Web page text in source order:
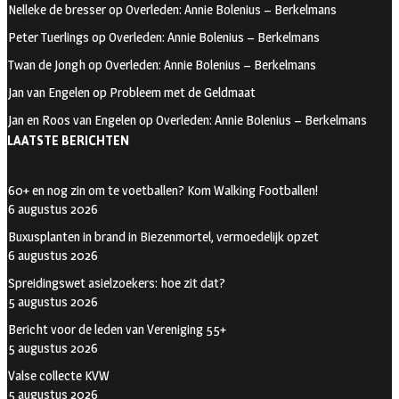
b
o
k
t
a
r
a
i
t
e
r
Nelleke de bresserop Overleden: Annie Bolenius – Berkelmans
Peter Tuerlings op Overleden: Annie Bolenius – Berkelmans
Twan de Jonghop Overleden: Annie Bolenius – Berkelmans
Jan van Engelenop Probleem met de Geldmaat
Jan en Roos van Engelenop Overleden: Annie Bolenius – Berkelmans
LAATSTE BERICHTEN
60+ en nog zin om te voetballen? Kom Walking Footballen!
6 augustus 2026
Buxusplanten in brand in Biezenmortel, vermoedelijk opzet
6 augustus 2026
Spreidingswet asielzoekers: hoe zit dat?
5 augustus 2026
Bericht voor de leden van Vereniging 55+
5 augustus 2026
Valse collecte KVW
5 augustus 2026